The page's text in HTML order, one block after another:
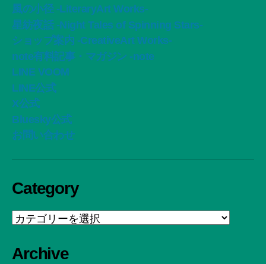
風の小径 -LiteraryArt Works-
星紡夜話 -Night Tales of Spinning Stars-
ショップ案内 -CreativeArt Works-
note有料記事・マガジン -note
LINE VOOM
LINE公式
X公式
Bluesky公式
お問い合わせ
Category
Category
Archive